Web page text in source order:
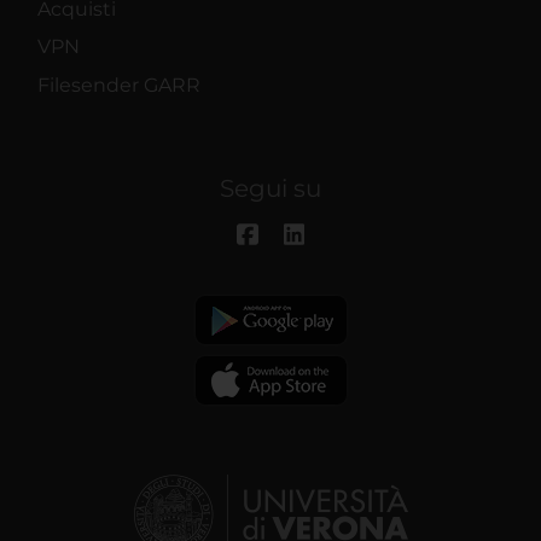
Acquisti
VPN
Filesender GARR
Segui su